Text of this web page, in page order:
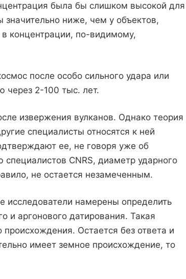
была бы слишком высокой для
ниже, чем у объектов,
концентрации, по-видимому,
после особо сильного удара или
через 2-100 тыс. лет.
извержения вулканов. Однако теория
специалисты относятся к ней
ее, не говоря уже об
специалистов CNRS, диаметр ударного
не остается незамеченным.
исследователи намерены определить
и аргонового датирования. Такая
Остается без ответа и
имеет земное происхождение, то